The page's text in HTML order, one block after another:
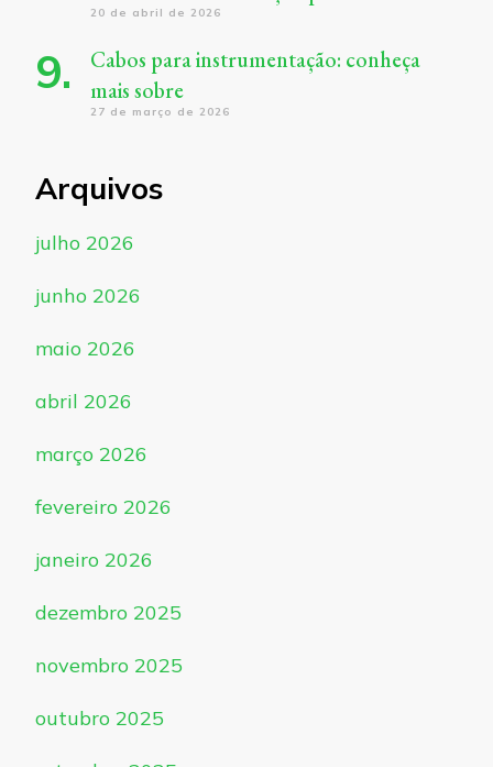
20 de abril de 2026
Cabos para instrumentação: conheça
mais sobre
27 de março de 2026
Arquivos
julho 2026
junho 2026
maio 2026
abril 2026
março 2026
fevereiro 2026
janeiro 2026
dezembro 2025
novembro 2025
outubro 2025